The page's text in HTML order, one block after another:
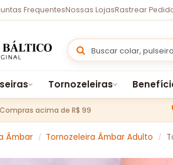
FrequentesNossas LojasRastrear
Tornozeleiras
Compras acima de R$ 99
Âmbar / Tornozeleira Âmbar Adulto /